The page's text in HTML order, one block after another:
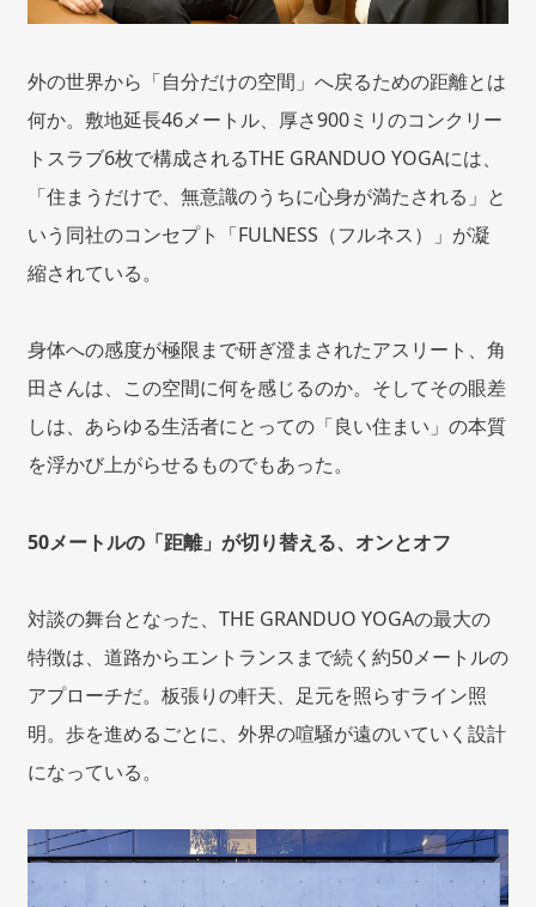
外の世界から「自分だけの空間」へ戻るための距離とは
何か。敷地延長46メートル、厚さ900ミリのコンクリー
トスラブ6枚で構成されるTHE GRANDUO YOGAには、
「住まうだけで、無意識のうちに心身が満たされる」と
いう同社のコンセプト「FULNESS（フルネス）」が凝
縮されている。
身体への感度が極限まで研ぎ澄まされたアスリート、角
田さんは、この空間に何を感じるのか。そしてその眼差
しは、あらゆる生活者にとっての「良い住まい」の本質
を浮かび上がらせるものでもあった。
50メートルの「距離」が切り替える、オンとオフ
対談の舞台となった、THE GRANDUO YOGAの最大の
特徴は、道路からエントランスまで続く約50メートルの
アプローチだ。板張りの軒天、足元を照らすライン照
明。歩を進めるごとに、外界の喧騒が遠のいていく設計
になっている。